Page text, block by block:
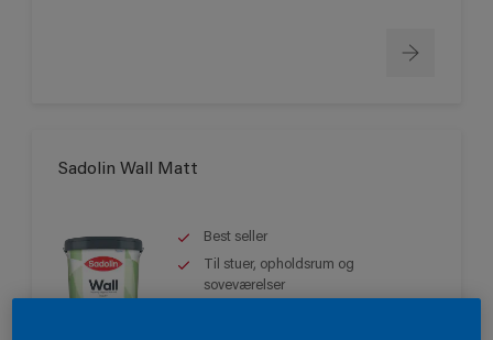
Sadolin Wall Matt
Best seller
Til stuer, opholdsrum og
soveværelser